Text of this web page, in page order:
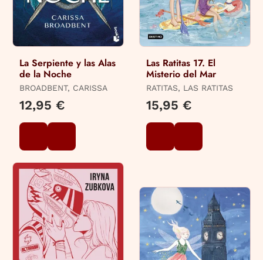
La Serpiente y las Alas
de la Noche
BROADBENT, CARISSA
12,95 €
Las Ratitas 17. El
Misterio del Mar
RATITAS, LAS RATITAS
15,95 €